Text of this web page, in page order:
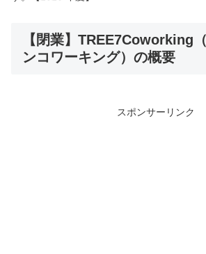
【閉業】TREE7Coworking
ンコワーキング）の概要
スポンサーリンク